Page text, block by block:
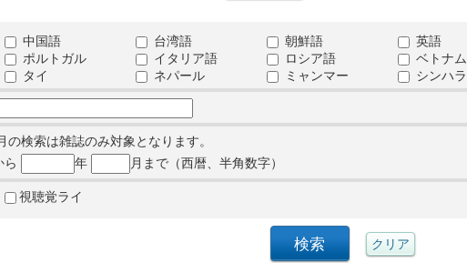
中国語 台湾語 朝鮮語 英語
ポルトガル イタリア語 ロシア語 ベトナム
タイ ネパール ミャンマー シンハラ
の検索は雑誌のみ対象となります。
ら 年 月まで（西暦、半角数字）
視聴覚ライ